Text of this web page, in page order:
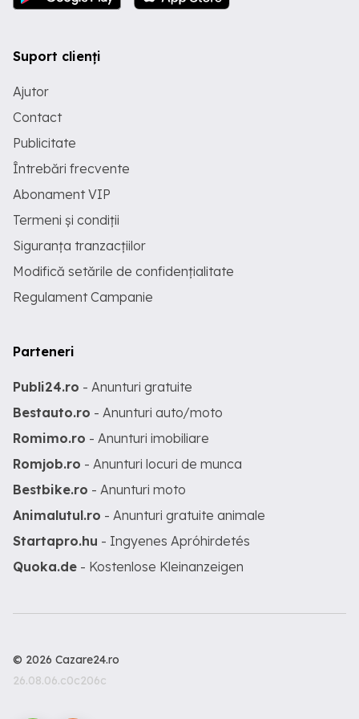
Suport clienți
Ajutor
Contact
Publicitate
Întrebări frecvente
Abonament VIP
Termeni și condiții
Siguranța tranzacțiilor
Modifică setările de confidențialitate
Regulament Campanie
Parteneri
Publi24.ro - Anunturi gratuite
Bestauto.ro - Anunturi auto/moto
Romimo.ro - Anunturi imobiliare
Romjob.ro - Anunturi locuri de munca
Bestbike.ro - Anunturi moto
Animalutul.ro - Anunturi gratuite animale
Startapro.hu - Ingyenes Apróhirdetés
Quoka.de - Kostenlose Kleinanzeigen
© 2026 Cazare24.ro
26.08.06.c0c206c